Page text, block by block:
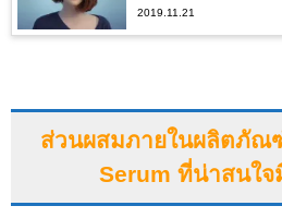
2019.11.21
ส่วนผสมภายในผลิตภัณ
Serum ที่น่าสนใจ